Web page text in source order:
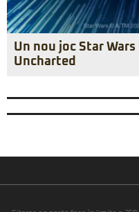
Un nou joc Star
Uncharted